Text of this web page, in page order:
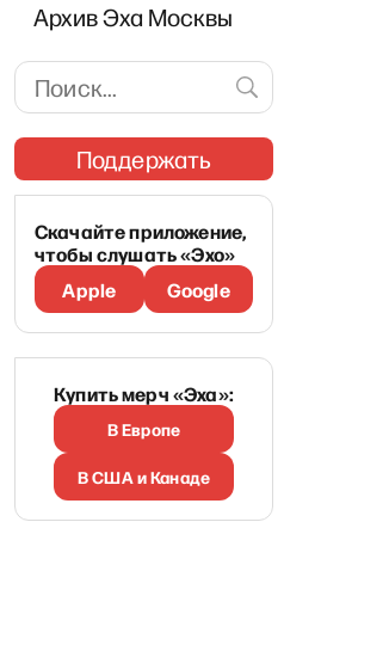
Архив Эха Москвы
Поддержать
Скачайте приложение,
чтобы слушать «Эхо»
Apple
Google
Купить мерч «Эха»:
В Европе
В США и Канаде